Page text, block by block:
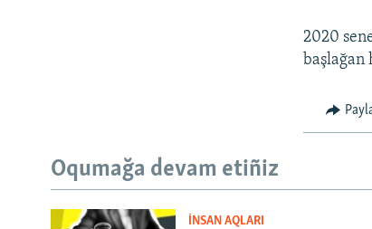
2020
başlağan
Oqumağa devam etiñiz
İNSAN AQLARI